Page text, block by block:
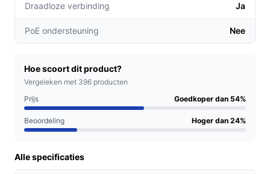
Kleurennachtzicht:
levendige kleuren, wat helpt bij het identificeren
Voor welke doelgroep?
Deze camera is ideaal voor huiseigenaren die hun
eigendommen willen beschermen, kleine bedrijven die
toezicht willen houden op hun pand, en zelfs voor
toevoegen aan hun woningen.
Draadloze verbinding Ja
PoE ondersteuning Nee
Hoe scoort dit product?
Vergeleken met 396 producten
Prijs
Goedkoper dan 54%
Beoordeling Hoger dan 24%
Alle specificaties